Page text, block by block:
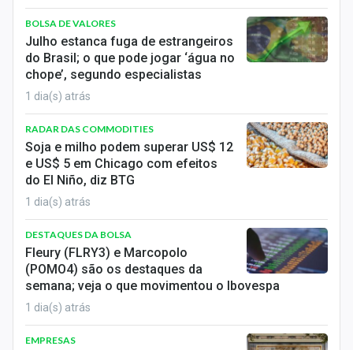
Brasil
Política
Colunas
Especiais
Internacional
Marketing
Tecnologia
Conteúdo de Marca
Sobre
Expediente
BOLSA DE VALORES
Julho estanca fuga de estrangeiros
do Brasil; o que pode jogar ‘água no
chope’, segundo especialistas
1 dia(s) atrás
RADAR DAS COMMODITIES
Soja e milho podem superar US$ 12
e US$ 5 em Chicago com efeitos
do El Niño, diz BTG
1 dia(s) atrás
DESTAQUES DA BOLSA
Fleury (FLRY3) e Marcopolo
(POMO4) são os destaques da
semana; veja o que movimentou o Ibovespa
1 dia(s) atrás
EMPRESAS